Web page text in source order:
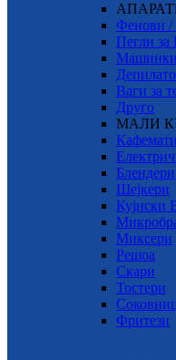
Фенови /
Пегли за
Ваги за
Друго
МАЛИ
Кафемати
Блендери
Шејкери
Кујнски
Миксери
Решоа
Скари
Тостери
Фритези